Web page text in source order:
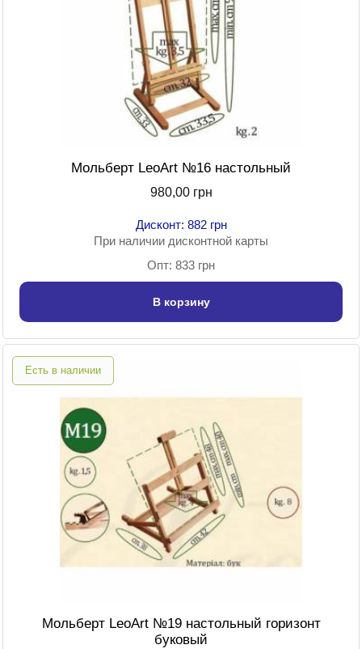
Мольберт LeoArt №16 настольный
980,00 грн
Дисконт: 882 грн
При наличии дисконтной карты
Опт: 833 грн
В корзину
Есть в наличии
Мольберт LeoArt №19 настольный горизонт
буковый